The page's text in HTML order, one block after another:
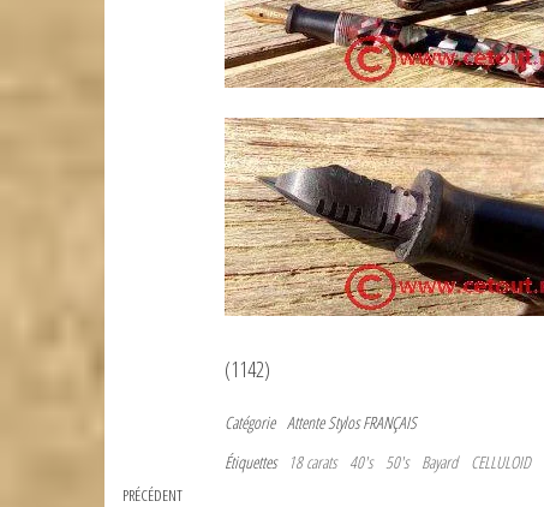
(1142)
Catégorie AttenteStylos FRANÇAIS
Étiquettes
18 carats 40's 50's Bayard CELLULOID
Article
PRÉCÉDENT